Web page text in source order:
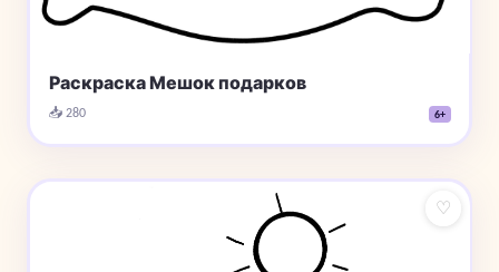
Раскраска Мешок подарков
📥 280 6+
♡